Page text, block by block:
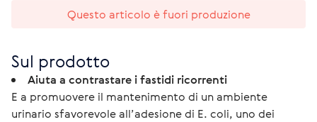
Questo articolo è fuori produzione
Sul prodotto
Aiuta a contrastare i fastidi ricorrenti
E a promuovere il mantenimento di un ambiente
urinario sfavorevole all’adesione di E. coli, uno dei